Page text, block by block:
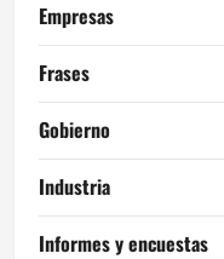
Empresas
Frases
Gobierno
Industria
Informes y encuestas